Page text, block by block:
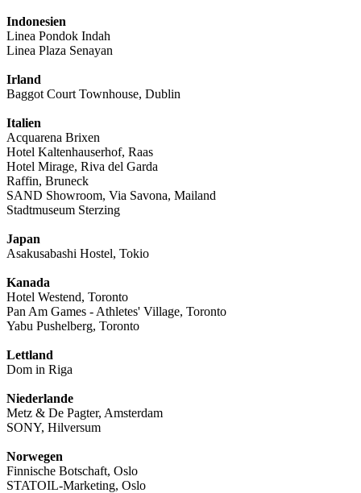
Indonesien
Linea Pondok Indah
Linea Plaza Senayan
Irland
Baggot Court Townhouse, Dublin
Italien
Acquarena Brixen
Hotel Kaltenhauserhof, Raas
Hotel Mirage, Riva del Garda
Raffin, Bruneck
SAND Showroom, Via Savona, Mailand
Stadtmuseum Sterzing
Japan
Asakusabashi Hostel, Tokio
Kanada
Hotel Westend, Toronto
Pan Am Games - Athletes' Village, Toronto
Yabu Pushelberg, Toronto
Lettland
Dom in Riga
Niederlande
Metz & De Pagter, Amsterdam
SONY, Hilversum
Norwegen
Finnische Botschaft, Oslo
STATOIL-Marketing, Oslo